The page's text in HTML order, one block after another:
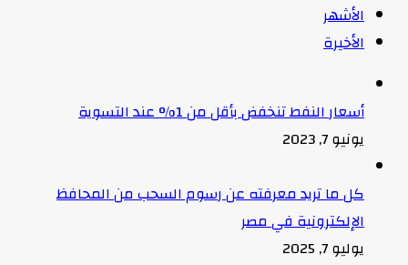
الأشهر
الأخيرة
أسعار النفط تنخفض بأقل من 1% عند التسوية
يونيو 7, 2023
كل ما تريد معرفته عن رسوم السحب من المحافظ
الإلكترونية في مصر
يوليو 7, 2025